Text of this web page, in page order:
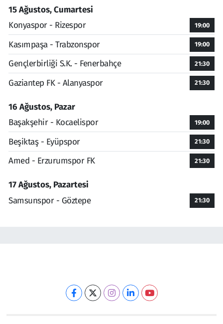
15 Ağustos, Cumartesi
Konyaspor - Rizespor
19:00
Kasımpaşa - Trabzonspor 19:00
Gençlerbirliği S.K. - Fenerbahçe 21:30
Gaziantep FK - Alanyaspor 21:30
16 Ağustos, Pazar
Başakşehir - Kocaelispor
19:00
Beşiktaş - Eyüpspor 21:30
Amed - Erzurumspor FK 21:30
17 Ağustos, Pazartesi
Samsunspor - Göztepe
21:30